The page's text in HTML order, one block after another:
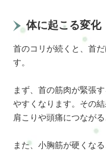
体に起こる変化
首のコリが続くと、首
す。
まず、首の筋肉が緊張
やすくなります。その
肩こりや頭痛につながる
また、小胸筋が硬くな